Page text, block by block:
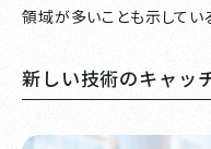
領域が多いことも示してい
新しい技術のキャッ